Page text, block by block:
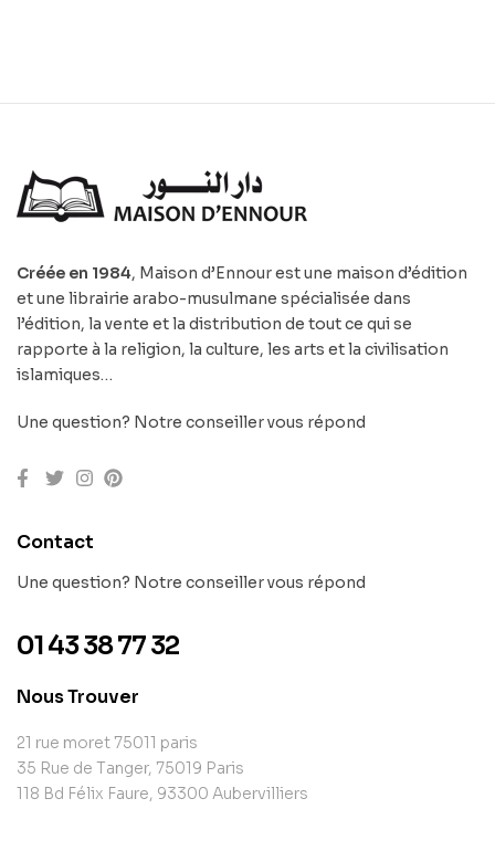
Créée en 1984, Maison d’Ennour est une maison d’édition
et une librairie arabo-musulmane spécialisée dans
l’édition, la vente et la distribution de tout ce qui se
rapporte à la religion, la culture, les arts et la civilisation
islamiques…
Une question? Notre conseiller vous répond
Contact
Une question? Notre conseiller vous répond
01 43 38 77 32
Nous Trouver
21 rue moret 75011 paris
35 Rue de Tanger, 75019 Paris
118 Bd Félix Faure, 93300 Aubervilliers